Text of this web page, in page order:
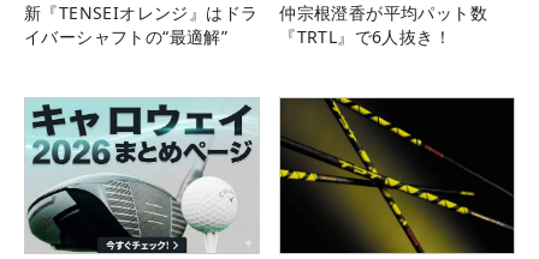
新『TENSEIオレンジ』はドラ
イバーシャフトの“最適解”
仲宗根澄香が平均パット数
『TRTL』で6人抜き！